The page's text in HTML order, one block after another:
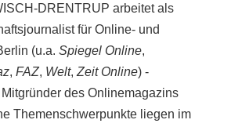
DRENTRUP arbeitet als
für Online- und
(u.a. Spiegel Online,
, FAZ, Welt, Zeit Online) -
des Onlinemagazins
Themenschwerpunkte liegen im